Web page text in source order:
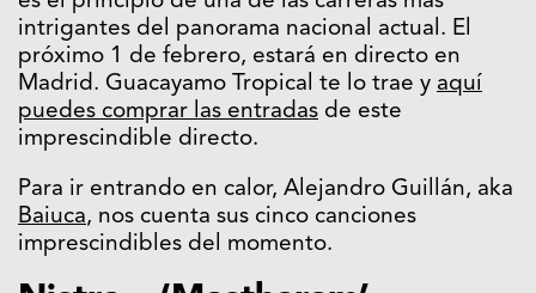
intrigantes del panorama nacional actual. El
próximo 1 de febrero, estará en directo en
Madrid. Guacayamo Tropical te lo trae y aquí
puedes comprar las entradas de este
imprescindible directo.
Para ir entrando en calor, Alejandro Guillán, aka
Baiuca, nos cuenta sus cinco canciones
imprescindibles del momento.